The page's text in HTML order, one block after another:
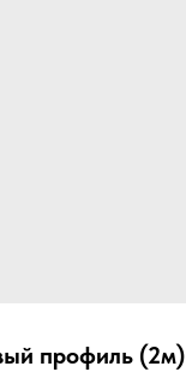
профиль (2м)